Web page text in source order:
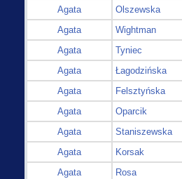
Agata
Olszewska
Agata
Wightman
Agata
Tyniec
Agata
Łagodzińska
Agata
Felsztyńska
Agata
Oparcik
Agata
Staniszewska
Agata
Korsak
Agata
Rosa